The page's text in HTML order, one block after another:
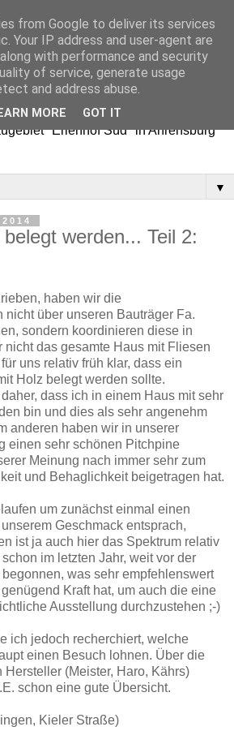
- Auf nach
über den Weg zu unserem
"Erlenhof Süd" in Ahrensburg
▼
werden... Teil 2:
haben wir die
nicht über unseren Bauträger Fa.
sondern koordinieren diese in
nicht das gesamte Haus mit Fliesen
uns relativ früh klar, dass ein
Holz belegt werden sollte.
dass ich in einem Haus mit sehr
bin und dies als sehr angenehm
anderen haben wir in unserer
einen sehr schönen Pitchpine
Meinung nach immer sehr zum
und Behaglichkeit beigetragen hat.
um zunächst einmal einen
Geschmack entsprach,
ist ja auch hier das Spektrum relativ
im letzten Jahr, weit vor der
was sehr empfehlenswert
Kraft hat, um auch die eine
Ausstellung durchzustehen ;-)
ich jedoch recherchiert, welche
einen Besuch lohnen. Über die
Hersteller (Meister, Haro, Kährs)
schon eine gute Übersicht.
Kieler Straße)
from Google to deliver its services
Your IP address and user-agent are
with performance and security
of service, generate usage
and address abuse.
MORE GOT IT